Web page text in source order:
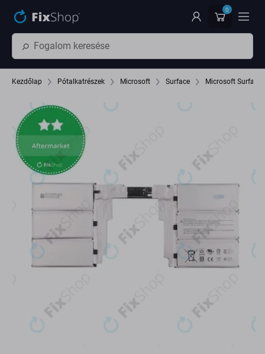
0
Kezdőlap Pótalkatrészek Microsoft Surface Microsoft Surface